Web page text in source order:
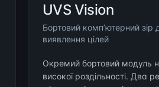
UVS Vision
Бортовий компʼютерний зір
виявлення цілей
Окремий бортовий модуль
високої роздільності. Два